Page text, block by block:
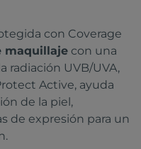
con Coverage
maquillaje con una
radiación UVB/UVA,
Active, ayuda
de la piel,
de expresión para un